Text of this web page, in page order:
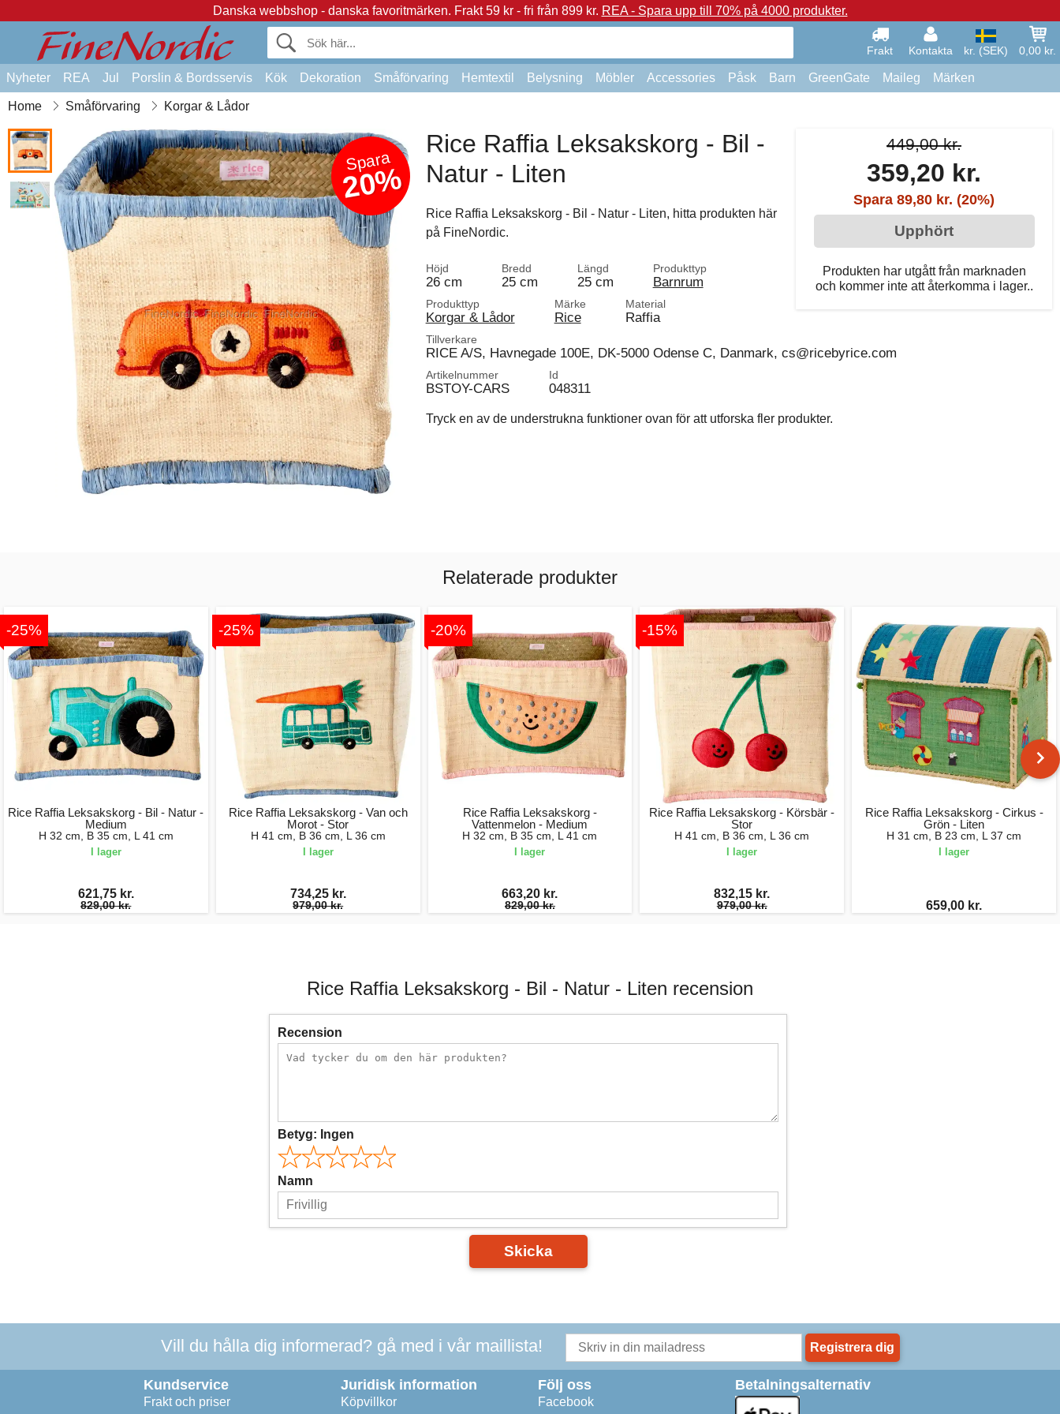
Danska webbshop - danska favoritmärken. Frakt 59 kr - fri från 899 kr. REA - Spara upp till 70% på 4000 produkter.
Frakt Kontakta kr. (SEK) 0,00 kr.
Nyheter REA Jul Porslin & Bordsservis Kök Dekoration Småförvaring Hemtextil Belysning Möbler Accessories Påsk Barn GreenGate Maileg Märken
Home Småförvaring Korgar & Lådor
Spara
20%
449,00 kr.
359,20 kr.
Spara 89,80 kr. (20%)
Upphört
Produkten har utgått från marknaden
och kommer inte att återkomma i lager..
Rice Raffia Leksakskorg - Bil -
Natur - Liten
Rice Raffia Leksakskorg - Bil - Natur - Liten, hitta produkten här
på FineNordic.
Höjd
26 cm
Bredd
25 cm
Längd
25 cm
Produkttyp
Barnrum
Produkttyp
Korgar & Lådor
Märke
Rice
Material
Raffia
Tillverkare
RICE A/S, Havnegade 100E, DK-5000 Odense C, Danmark, cs@ricebyrice.com
Artikelnummer
BSTOY-CARS
Id
048311
Tryck en av de understrukna funktioner ovan för att utforska fler produkter.
Relaterade produkter
-25%
Rice Raffia Leksakskorg - Bil - Natur -
Medium
H 32 cm, B 35 cm, L 41 cm
I lager
621,75 kr.
829,00 kr.
-25%
Rice Raffia Leksakskorg - Van och
Morot - Stor
H 41 cm, B 36 cm, L 36 cm
I lager
734,25 kr.
979,00 kr.
-20%
Rice Raffia Leksakskorg -
Vattenmelon - Medium
H 32 cm, B 35 cm, L 41 cm
I lager
663,20 kr.
829,00 kr.
-15%
Rice Raffia Leksakskorg - Körsbär -
Stor
H 41 cm, B 36 cm, L 36 cm
I lager
832,15 kr.
979,00 kr.
Rice Raffia Leksakskorg - Cirkus -
Grön - Liten
H 31 cm, B 23 cm, L 37 cm
I lager
659,00 kr.
Rice Raffia Leksakskorg - Bil - Natur - Liten recension
Recension
Betyg: Ingen
Namn
Skicka
Vill du hålla dig informerad? gå med i vår maillista! Registrera dig
Kundservice
Frakt och priser
Juridisk information
Köpvillkor
Följ oss
Facebook
Betalningsalternativ